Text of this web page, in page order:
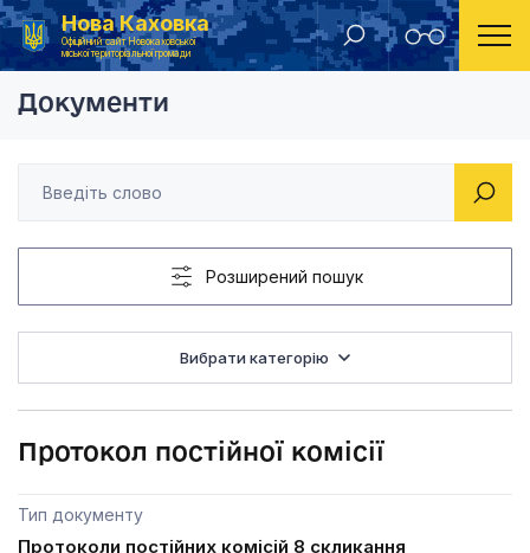
Нова Каховка
Офіційний сайт Новокаховської
міської територіальної громади
Головна Постійна комісія з питань планування, бюджету та фінансів Протокол постійної
Документи
Розширений пошук
Вибрати категорію
Протокол постійної комісії
Тип документу
Протоколи постійних комісій 8 скликання